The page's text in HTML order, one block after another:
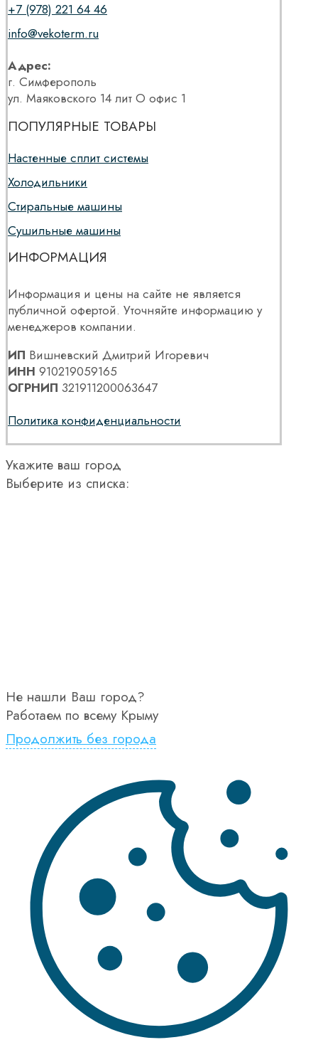
+7 (978) 221 64 46
info@vekoterm.ru
Адрес:
г. Симферополь
ул. Маяковского 14 лит О офис 1
ПОПУЛЯРНЫЕ ТОВАРЫ
Настенные сплит системы
Холодильники
Стиральные машины
Сушильные машины
ИНФОРМАЦИЯ
Информация и цены на сайте не является
публичной офертой. Уточняйте информацию у
менеджеров компании.
ИП Вишневский Дмитрий Игоревич
ИНН 910219059165
ОГРНИП 321911200063647
Политика конфиденциальности
Укажите ваш город
Выберите из списка:
Не нашли Ваш город?
Работаем по всему Крыму
Продолжить без города